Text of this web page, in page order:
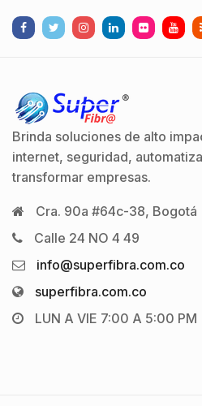
Brinda soluciones de alto
internet, seguridad,
transformar empresas.
Cra. 90a #64c-38, Bogotá
Calle 24 NO 4 49
info@superfibra.com.co
superfibra.com.co
LUN A VIE 7:00 A 5:00 PM